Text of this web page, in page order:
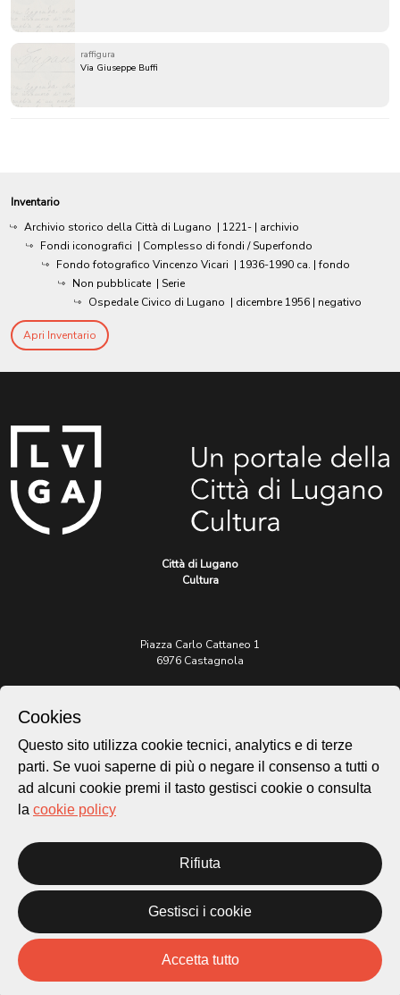
raffigura
Via Giuseppe Buffi
Inventario
Archivio storico della Città di Lugano | 1221- | archivio
Fondi iconografici | Complesso di fondi / Superfondo
Fondo fotografico Vincenzo Vicari | 1936-1990 ca. | fondo
Non pubblicate | Serie
Ospedale Civico di Lugano | dicembre 1956 | negativo
Apri Inventario
Città di Lugano
Cultura
Piazza Carlo Cattaneo 1
6976 Castagnola
patrimonio@lugano.ch
t. +41 58 866 68 50
Sito istituzionale:
Privacy Policy
Credits
Homepage
Temi
Storie
Cookies
Questo sito utilizza cookie tecnici, analytics e di terze
parti. Se vuoi saperne di più o negare il consenso a tutti o
ad alcuni cookie premi il tasto gestisci cookie o consulta
la cookie policy
Rifiuta
Gestisci i cookie
Accetta tutto